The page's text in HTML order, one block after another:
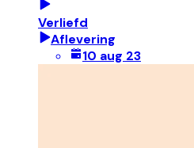
Verliefd
Aflevering
10 aug 23